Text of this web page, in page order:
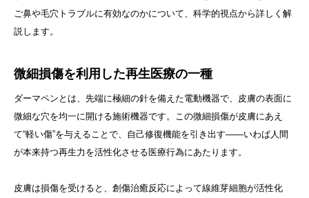
ご鼻や毛穴トラブルに有効なのかについて、科学的視点から詳しく解
説します。
微細損傷を利用した再生医療の一種
ダーマペンとは、先端に極細の針を備えた電動機器で、皮膚の表面に
微細な穴を均一に開ける施術機器です。この微細損傷が皮膚にあえ
て“軽い傷”を与えることで、自己修復機能を引き出す――いわば人間
が本来持つ再生力を活性化させる医療行為にあたります。
皮膚は損傷を受けると、創傷治癒反応によって線維芽細胞が活性化